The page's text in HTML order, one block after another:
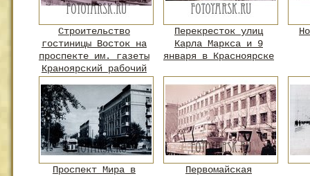
Строительство
гостиницы Восток на
проспекте им. газеты
Краноярский рабочий
Перекресток улиц
Карла Маркса и 9
января в Красноярске
Проспект Мира в
Первомайская